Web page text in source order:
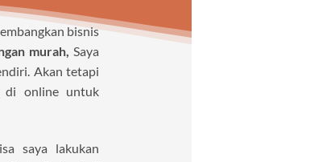
bisnis
murah, Saya
Akan tetapi
di online untuk
saya lakukan